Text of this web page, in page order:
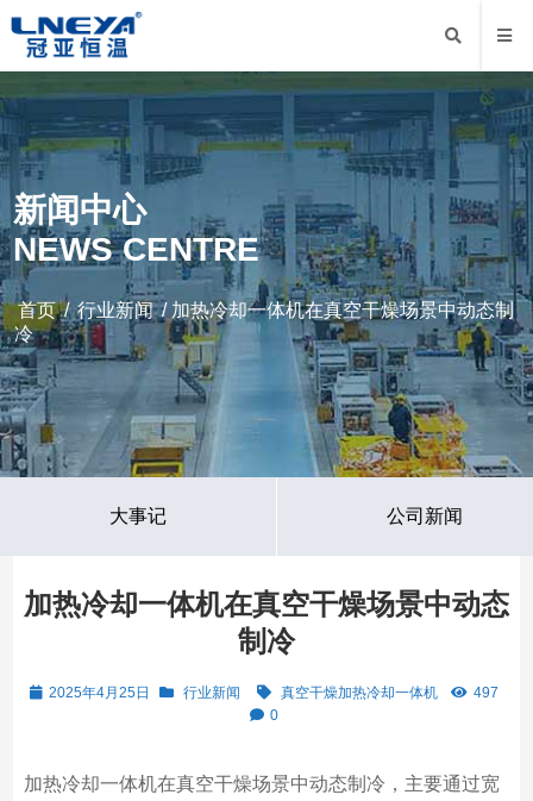
新闻中心
NEWS CENTRE
首页/行业新闻/ 加热冷却一体机在真空干燥场景中动态制
冷
大事记 公司新闻
加热冷却一体机在真空干燥场景中动态
制冷
2025年4月25日 行业新闻 真空干燥加热冷却一体机
497
0
加热冷却一体机在真空干燥场景中动态制冷，主要通过宽